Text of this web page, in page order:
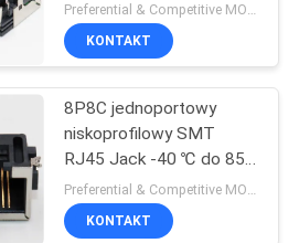
Preferential & Competitive MOQ:3000
KONTAKT
8P8C jednoportowy
niskoprofilowy SMT
RJ45 Jack -40 ℃ do 85
℃ Temperatura roboczaPreferential & Competitive MOQ:1000
KONTAKT